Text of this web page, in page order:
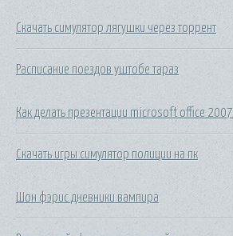
Скачать симулятор лягушки через торрент
Расписание поездов уштобе тараз
Как делать презентации microsoft office 2007
Скачать игры симулятор полиции на пк
Шон фэрис дневники вампира